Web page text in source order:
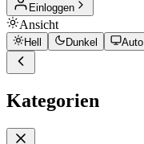
Einloggen
Ansicht
Hell Dunkel Auto
Kategorien